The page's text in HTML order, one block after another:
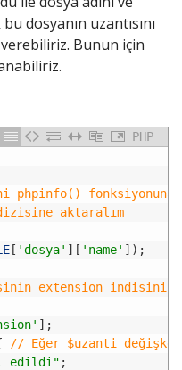
bu dosyanın uzantısını
Bunun için
PHP
phpinfo() fonksiyonuna
aktaralım
[ 'dosya' ] [ 'name' ] ) ;
extension indisini
] ;
// Eğer $uzanti
edildi" ;